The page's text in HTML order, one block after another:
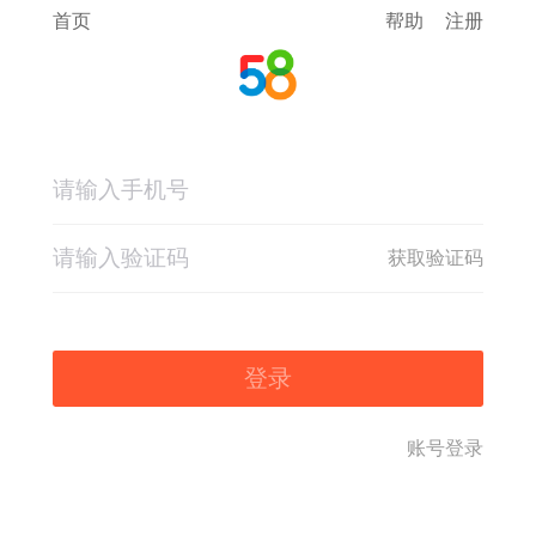
首页 帮助 注册
获取验证码
登录
账号登录